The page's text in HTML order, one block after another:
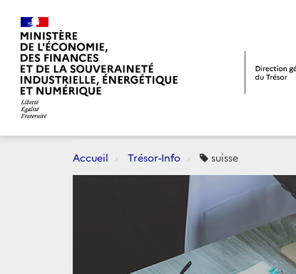
Accueil Trésor-Info suisse